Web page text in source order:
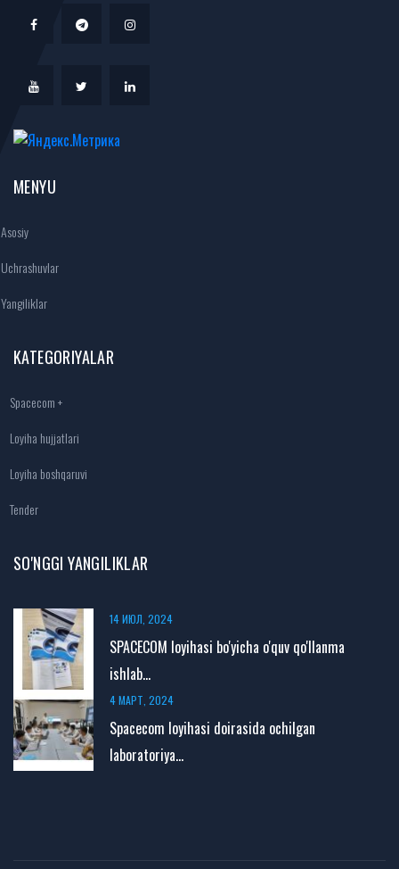
MENYU
Asosiy
Uchrashuvlar
Yangiliklar
KATEGORIYALAR
Spacecom +
Loyiha hujjatlari
Loyiha boshqaruvi
Tender
SO'NGGI YANGILIKLAR
14 ИЮЛ, 2024
SPACECOM loyihasi bo'yicha o'quv qo'llanma
ishlab...
4 МАРТ, 2024
Spacecom loyihasi doirasida ochilgan
laboratoriya...